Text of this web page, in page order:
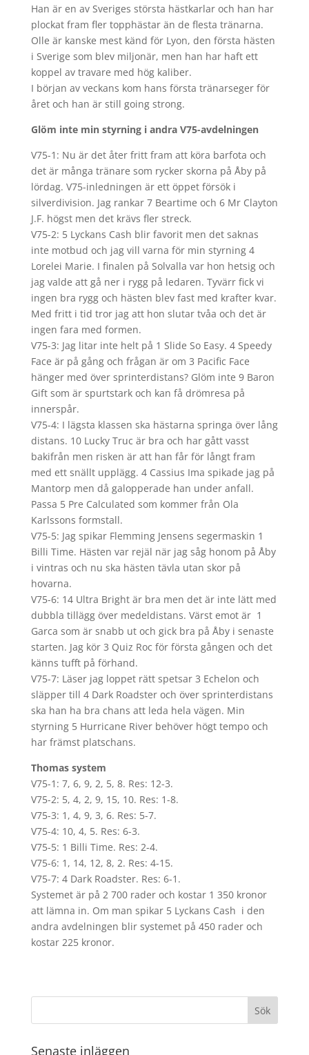
Han är en av Sveriges största hästkarlar och han har
plockat fram fler topphästar än de flesta tränarna.
Olle är kanske mest känd för Lyon, den första hästen
i Sverige som blev miljonär, men han har haft ett
koppel av travare med hög kaliber.
I början av veckans kom hans första tränarseger för
året och han är still going strong.
Glöm inte min styrning i andra V75-avdelningen
V75-1: Nu är det åter fritt fram att köra barfota och
det är många tränare som rycker skorna på Åby på
lördag. V75-inledningen är ett öppet försök i
silverdivision. Jag rankar 7 Beartime och 6 Mr Clayton
J.F. högst men det krävs fler streck.
V75-2: 5 Lyckans Cash blir favorit men det saknas
inte motbud och jag vill varna för min styrning 4
Lorelei Marie. I finalen på Solvalla var hon hetsig och
jag valde att gå ner i rygg på ledaren. Tyvärr fick vi
ingen bra rygg och hästen blev fast med krafter kvar.
Med fritt i tid tror jag att hon slutar tvåa och det är
ingen fara med formen.
V75-3: Jag litar inte helt på 1 Slide So Easy. 4 Speedy
Face är på gång och frågan är om 3 Pacific Face
hänger med över sprinterdistans? Glöm inte 9 Baron
Gift som är spurtstark och kan få drömresa på
innerspår.
V75-4: I lägsta klassen ska hästarna springa över lång
distans. 10 Lucky Truc är bra och har gått vasst
bakifrån men risken är att han får för långt fram
med ett snällt upplägg. 4 Cassius Ima spikade jag på
Mantorp men då galopperade han under anfall.
Passa 5 Pre Calculated som kommer från Ola
Karlssons formstall.
V75-5: Jag spikar Flemming Jensens segermaskin 1
Billi Time. Hästen var rejäl när jag såg honom på Åby
i vintras och nu ska hästen tävla utan skor på
hovarna.
V75-6: 14 Ultra Bright är bra men det är inte lätt med
dubbla tillägg över medeldistans. Värst emot är 1
Garca som är snabb ut och gick bra på Åby i senaste
starten. Jag kör 3 Quiz Roc för första gången och det
känns tufft på förhand.
V75-7: Läser jag loppet rätt spetsar 3 Echelon och
släpper till 4 Dark Roadster och över sprinterdistans
ska han ha bra chans att leda hela vägen. Min
styrning 5 Hurricane River behöver högt tempo och
har främst platschans.
Thomas system
V75-1: 7, 6, 9, 2, 5, 8. Res: 12-3.
V75-2: 5, 4, 2, 9, 15, 10. Res: 1-8.
V75-3: 1, 4, 9, 3, 6. Res: 5-7.
V75-4: 10, 4, 5. Res: 6-3.
V75-5: 1 Billi Time. Res: 2-4.
V75-6: 1, 14, 12, 8, 2. Res: 4-15.
V75-7: 4 Dark Roadster. Res: 6-1.
Systemet är på 2 700 rader och kostar 1 350 kronor
att lämna in. Om man spikar 5 Lyckans Cash i den
andra avdelningen blir systemet på 450 rader och
kostar 225 kronor.
Senaste inläggen